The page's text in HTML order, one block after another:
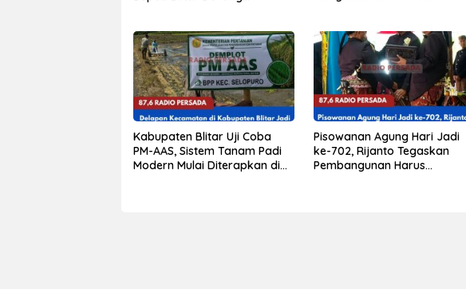
Kabupaten Blitar Uji Coba
PM-AAS, Sistem Tanam Padi
Modern Mulai Diterapkan di
Pisowanan Agung Hari Jadi
ke-702, Rijanto Tegaskan
Pembangunan Harus